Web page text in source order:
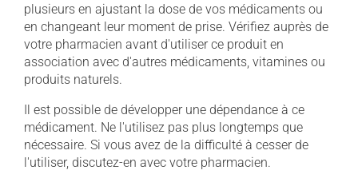
plusieurs en ajustant la dose de vos médicaments ou
en changeant leur moment de prise. Vérifiez auprès de
votre pharmacien avant d'utiliser ce produit en
association avec d'autres médicaments, vitamines ou
produits naturels.
Il est possible de développer une dépendance à ce
médicament. Ne l'utilisez pas plus longtemps que
nécessaire. Si vous avez de la difficulté à cesser de
l'utiliser, discutez-en avec votre pharmacien.